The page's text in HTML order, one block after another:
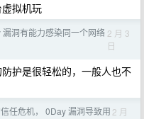
拟机玩
漏洞有能力感染同一个网络 2 月 3
日
护是很轻松的，一般人也不
任危机， 0Day 漏洞导致用 2 月